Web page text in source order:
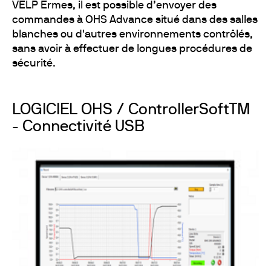
VELP Ermes, il est possible d’envoyer des
commandes à OHS Advance situé dans des salles
blanches ou d'autres environnements contrôlés,
sans avoir à effectuer de longues procédures de
sécurité.
LOGICIEL OHS / ControllerSoftTM
- Connectivité USB